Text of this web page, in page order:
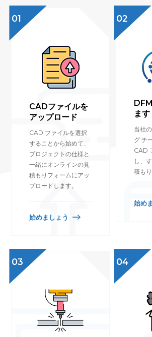
01
CADファイルを
アップロード
CAD ファイルを選択
することから始めて、
プロジェクトの仕様と
一緒にオンラインの見
積もりフォームにアッ
プロードします。
始めましょう
02
ます
当社
グ チ
CAD
し、
積も
始め
03 04